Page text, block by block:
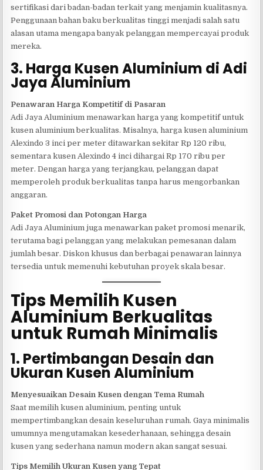
sertifikasi dari badan-badan terkait yang menjamin kualitasnya.
Penggunaan bahan baku berkualitas tinggi menjadi salah satu
alasan utama mengapa banyak pelanggan mempercayai produk
mereka.
3. Harga Kusen Aluminium di Adi
Jaya Aluminium
Penawaran Harga Kompetitif di Pasaran
Adi Jaya Aluminium menawarkan harga yang kompetitif untuk
kusen aluminium berkualitas. Misalnya, harga kusen aluminium
Alexindo 3 inci per meter ditawarkan sekitar Rp 120 ribu,
sementara kusen Alexindo 4 inci dihargai Rp 170 ribu per
meter. Dengan harga yang terjangkau, pelanggan dapat
memperoleh produk berkualitas tanpa harus mengorbankan
anggaran.
Paket Promosi dan Potongan Harga
Adi Jaya Aluminium juga menawarkan paket promosi menarik,
terutama bagi pelanggan yang melakukan pemesanan dalam
jumlah besar. Diskon khusus dan berbagai penawaran lainnya
tersedia untuk memenuhi kebutuhan proyek skala besar.
Tips Memilih Kusen
Aluminium Berkualitas
untuk Rumah Minimalis
1. Pertimbangan Desain dan
Ukuran Kusen Aluminium
Menyesuaikan Desain Kusen dengan Tema Rumah
Saat memilih kusen aluminium, penting untuk
mempertimbangkan desain keseluruhan rumah. Gaya minimalis
umumnya mengutamakan kesederhanaan, sehingga desain
kusen yang sederhana namun modern akan sangat sesuai.
Tips Memilih Ukuran Kusen yang Tepat